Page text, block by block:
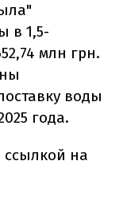
в 1,5-
млн грн.
воды
года.
ссылкой на